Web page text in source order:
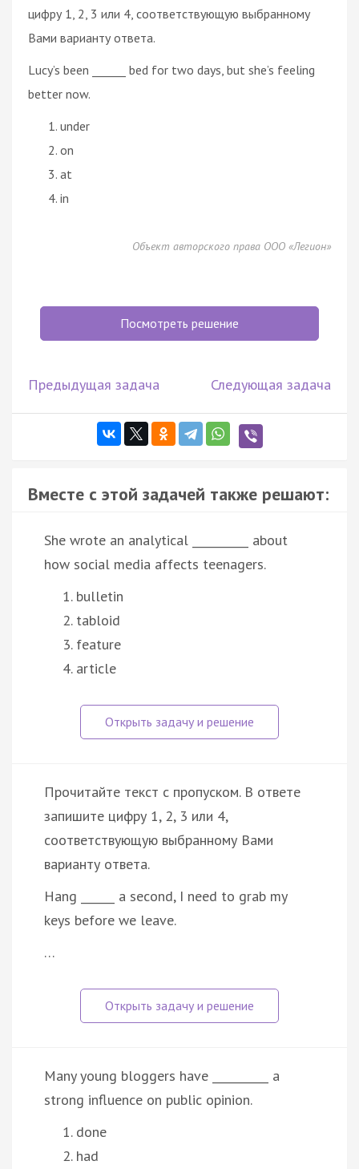
цифру 1, 2, 3 или 4, соответствующую выбранному
Вами варианту ответа.
Lucy’s been ______ bed for two days, but she’s feeling
better now.
under
on
at
in
Объект авторского права ООО «Легион»
Посмотреть решение
Предыдущая задача Следующая задача
Вместе с этой задачей также решают:
She wrote an analytical __________ about
how social media affects teenagers.
bulletin
tabloid
feature
article
Прочитайте текст с пропуском. В ответе
запишите цифру 1, 2, 3 или 4,
соответствующую выбранному Вами
варианту ответа.
Hang ______ a second, I need to grab my
keys before we leave.
…
Many young bloggers have __________ a
strong influence on public opinion.
done
had